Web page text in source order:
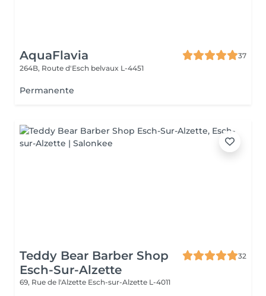
AquaFlavia
37
264B, Route d'Esch belvaux L-4451
Permanente
Teddy Bear Barber Shop
Esch-Sur-Alzette
32
69, Rue de l'Alzette Esch-sur-Alzette L-4011